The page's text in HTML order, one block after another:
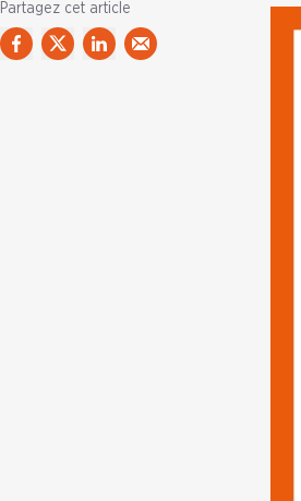
Partagez cet article